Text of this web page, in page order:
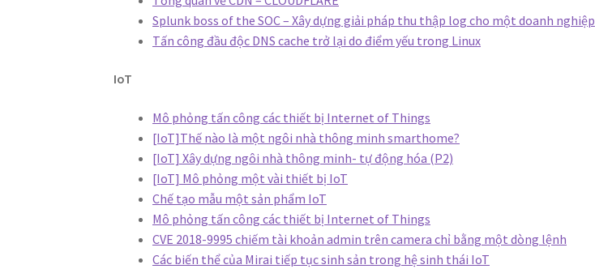
Splunk boss of the SOC – Xây dựng giải pháp thu thập log cho một doanh nghiệp
Tấn công đầu độc DNS cache trở lại do điểm yếu trong Linux
IoT
Mô phỏng tấn công các thiết bị Internet of Things
[IoT]Thế nào là một ngôi nhà thông minh smarthome?
[IoT] Xây dựng ngôi nhà thông minh- tự động hóa (P2)
[IoT] Mô phỏng một vài thiết bị IoT
Chế tạo mẫu một sản phẩm IoT
Mô phỏng tấn công các thiết bị Internet of Things
CVE 2018-9995 chiếm tài khoản admin trên camera chỉ bằng một dòng lệnh
Các biến thể của Mirai tiếp tục sinh sản trong hệ sinh thái IoT